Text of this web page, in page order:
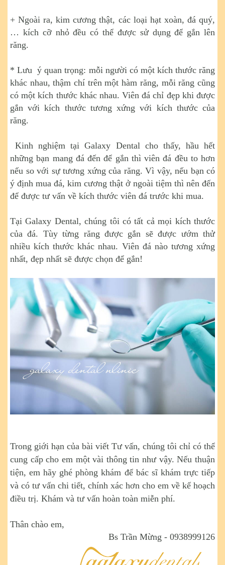
+ Ngoài ra, kim cương thật, các loại hạt xoàn, đá quý,
… kích cỡ nhỏ đều có thể được sử dụng để gắn lên
răng.
* Lưu ý quan trọng: mỗi người có một kích thước răng
khác nhau, thậm chí trên một hàm răng, mỗi răng cũng
có một kích thước khác nhau. Viên đá chỉ đẹp khi được
gắn với kích thước tương xứng với kích thước của
răng.
Kinh nghiệm tại Galaxy Dental cho thấy, hầu hết
những bạn mang đá đến để gắn thì viên đá đều to hơn
nếu so với sự tương xứng của răng. Vì vậy, nếu bạn có
ý định mua đá, kim cương thật ở ngoài tiệm thì nên đến
để được tư vấn về kích thước viên đá trước khi mua.
Tại Galaxy Dental, chúng tôi có tất cả mọi kích thước
của đá. Tùy từng răng được gắn sẽ được ướm thử
nhiều kích thước khác nhau. Viên đá nào tương xứng
nhất, đẹp nhất sẽ được chọn để gắn!
Trong giới hạn của bài viết Tư vấn, chúng tôi chỉ có thể
cung cấp cho em một vài thông tin như vậy. Nếu thuận
tiện, em hãy ghé phòng khám để bác sĩ khám trực tiếp
và có tư vấn chi tiết, chính xác hơn cho em về kế hoạch
điều trị. Khám và tư vấn hoàn toàn miễn phí.
Thân chào em,
Bs Trần Mừng - 0938999126